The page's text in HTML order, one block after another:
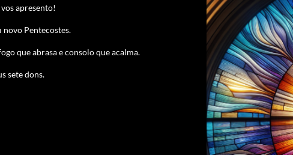
apresento!
novo Pentecostes.
que abrasa e consolo que acalma.
sete dons.